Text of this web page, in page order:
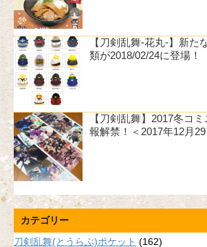
【刀剣乱舞-花丸-】新た
類が2018/02/24に登場！
【刀剣乱舞】2017冬コ
報解禁！＜2017年12月
カテゴリー
刀剣乱舞(とうらぶ)ポケット (162)